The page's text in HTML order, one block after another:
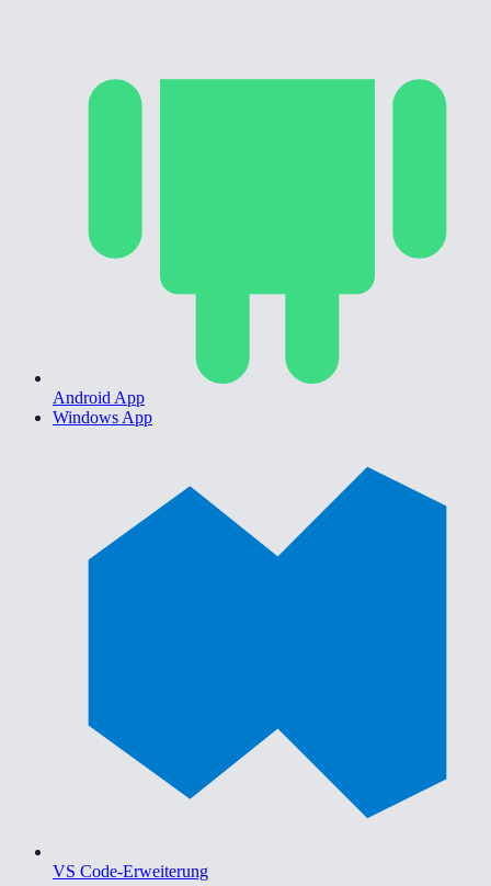
Android App
Windows App
VS Code-Erweiterung